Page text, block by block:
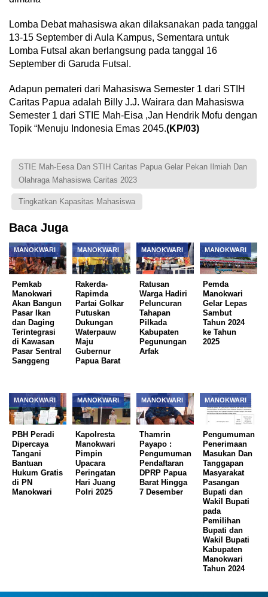
Lomba Debat mahasiswa akan dilaksanakan pada tanggal
13-15 September di Aula Kampus, Sementara untuk
Lomba Futsal akan berlangsung pada tanggal 16
September di Garuda Futsal.
Adapun pemateri dari Mahasiswa Semester 1 dari STIH
Caritas Papua adalah Billy J.J. Wairara dan Mahasiswa
Semester 1 dari STIE Mah-Eisa ,Jan Hendrik Mofu dengan
Topik “Menuju Indonesia Emas 2045.(KP/03)
STIE Mah-Eesa Dan STIH Caritas Papua Gelar Pekan Ilmiah Dan
Olahraga Mahasiswa Caritas 2023
Tingkatkan Kapasitas Mahasiswa
Baca Juga
MANOKWARI
Pemkab
Manokwari
Akan Bangun
Pasar Ikan
dan Daging
Terintegrasi
di Kawasan
Pasar Sentral
Sanggeng
MANOKWARI
Rakerda-
Rapimda
Partai Golkar
Putuskan
Dukungan
Waterpauw
Maju
Gubernur
Papua Barat
MANOKWARI
Ratusan
Warga Hadiri
Peluncuran
Tahapan
Pilkada
Kabupaten
Pegunungan
Arfak
MANOKWARI
Pemda
Manokwari
Gelar Lepas
Sambut
Tahun 2024
ke Tahun
2025
MANOKWARI
PBH Peradi
Dipercaya
Tangani
Bantuan
Hukum Gratis
di PN
Manokwari
MANOKWARI
Kapolresta
Manokwari
Pimpin
Upacara
Peringatan
Hari Juang
Polri 2025
MANOKWARI
Thamrin
Payapo :
Pengumuman
Pendaftaran
DPRP Papua
Barat Hingga
7 Desember
MANOKWARI
Pengumuman
Penerimaan
Masukan Dan
Tanggapan
Masyarakat
Pasangan
Bupati dan
Wakil Bupati
pada
Pemilihan
Bupati dan
Wakil Bupati
Kabupaten
Manokwari
Tahun 2024